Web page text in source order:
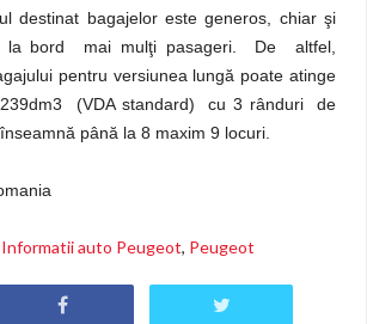
destinat bagajelor este generos, chiar şi
la bord mai mulţi pasageri. De altfel,
pentru versiunea lungă poate atinge
(VDA standard) cu 3 rânduri de
până la 8 maxim 9 locuri.
Informatii auto Peugeot, Peugeot